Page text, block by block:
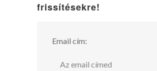
frissítésekre!
Email cím: